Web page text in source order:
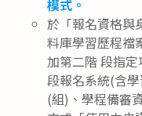
模式。
於「報名資格與
料庫學習歷程襠
加第二階 段指
段報名系統(含
(組)、學程備審